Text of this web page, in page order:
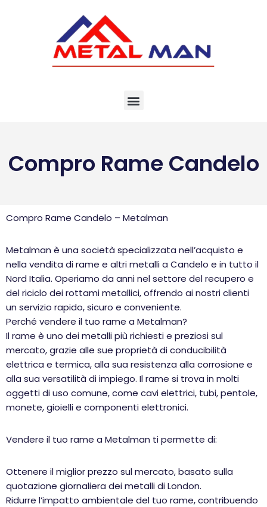
Compro Rame Candelo
Compro Rame Candelo – Metalman
Metalman è una società specializzata nell’acquisto e
nella vendita di rame e altri metalli a Candelo e in tutto il
Nord Italia. Operiamo da anni nel settore del recupero e
del riciclo dei rottami metallici, offrendo ai nostri clienti
un servizio rapido, sicuro e conveniente.
Perché vendere il tuo rame a Metalman?
Il rame è uno dei metalli più richiesti e preziosi sul
mercato, grazie alle sue proprietà di conducibilità
elettrica e termica, alla sua resistenza alla corrosione e
alla sua versatilità di impiego. Il rame si trova in molti
oggetti di uso comune, come cavi elettrici, tubi, pentole,
monete, gioielli e componenti elettronici.
Vendere il tuo rame a Metalman ti permette di:
Ottenere il miglior prezzo sul mercato, basato sulla
quotazione giornaliera dei metalli di London.
Ridurre l’impatto ambientale del tuo rame, contribuendo